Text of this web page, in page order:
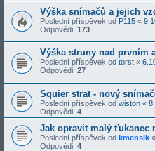
Výška snímačů a jejich
Poslední příspěvek od P115 «
Odpovědi: 173
Výška struny nad prvním
Poslední příspěvek od torst «
Odpovědi: 27
Squier strat - nový
Poslední příspěvek od wiston «
Odpovědi: 4
Jak opravit malý ťukanec
Poslední příspěvek od kmensik «
Odpovědi: 4